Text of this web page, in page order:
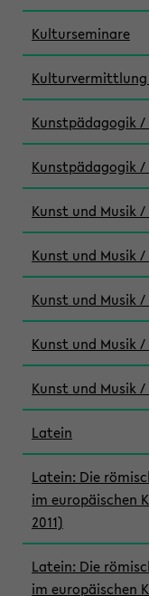
Kulturseminare
Kulturvermittlung
Kunstpädagogik /
Kunstpädagogik
Kunst und Musik /
Kunst und Musik /
Kunst und Musik /
Kunst und Musik /
Kunst und Musik /
Latein
Latein: Die
im europäischen
2011)
Latein: Die
im europäischen